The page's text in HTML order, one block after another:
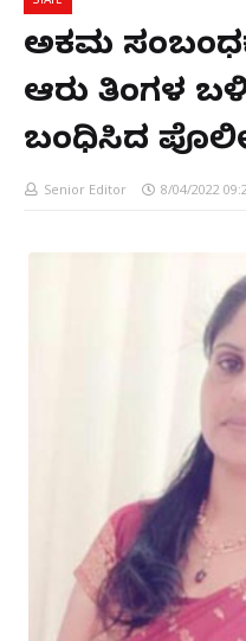
ಅಕ್ರಮ
ಆರು ತಿಂಗಳ
ಬಂಧಿಸಿದ
Senior Editor 8/04/2022